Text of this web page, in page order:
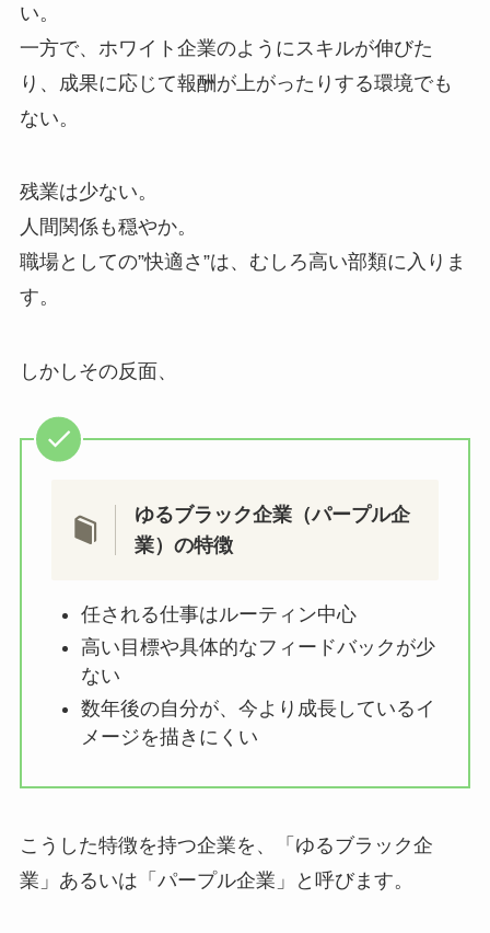
い。
一方で、ホワイト企業のようにスキルが伸びた
り、成果に応じて報酬が上がったりする環境でも
ない。
残業は少ない。
人間関係も穏やか。
職場としての”快適さ”は、むしろ高い部類に入りま
す。
しかしその反面、
ゆるブラック企業（パープル企
業）の特徴
任される仕事はルーティン中心
高い目標や具体的なフィードバックが少
ない
数年後の自分が、今より成長しているイ
メージを描きにくい
こうした特徴を持つ企業を、「ゆるブラック企
業」あるいは「パープル企業」と呼びます。